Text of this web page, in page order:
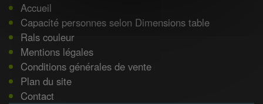
Accueil
Capacité personnes selon Dimensions table
Rals couleur
Mentions légales
Conditions générales de vente
Plan du site
Contact